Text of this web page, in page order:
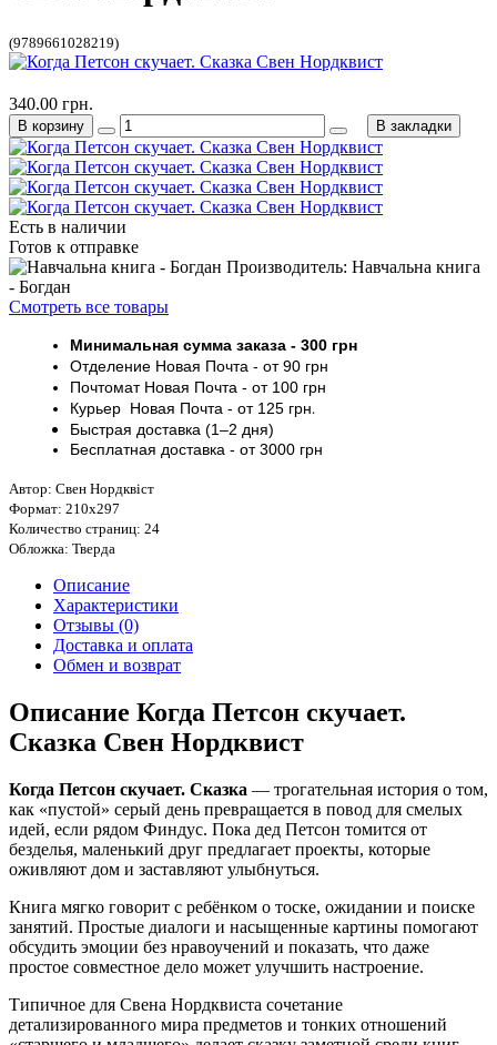
(9789661028219)
Есть в наличии
Готов к отправке
Производитель: Навчальна книга
- Богдан
Смотреть все товары
Минимальная сумма заказа - 300 грн
Отделение Новая Почта - от 90 грн
ПочтоматНовая Почта - от 100 грн
Курьер Новая Почта - от 125 грн.
Быстрая доставка (1–2 дня)
Бесплатная доставка - от 3000 грн
Автор: Свен Нордквіст
Формат: 210х297
Количество страниц: 24
Обложка: Тверда
340.00 грн.
В корзину В закладки
Описание
Характеристики
Отзывы (0)
Доставка и оплата
Обмен и возврат
Описание Когда Петсон скучает.
Сказка Свен Нордквист
Когда Петсон скучает. Сказка — трогательная история о том,
как «пустой» серый день превращается в повод для смелых
идей, если рядом Финдус. Пока дед Петсон томится от
безделья, маленький друг предлагает проекты, которые
оживляют дом и заставляют улыбнуться.
Книга мягко говорит с ребёнком о тоске, ожидании и поиске
занятий. Простые диалоги и насыщенные картины помогают
обсудить эмоции без нравоучений и показать, что даже
простое совместное дело может улучшить настроение.
Типичное для Свена Нордквиста сочетание
детализированного мира предметов и тонких отношений